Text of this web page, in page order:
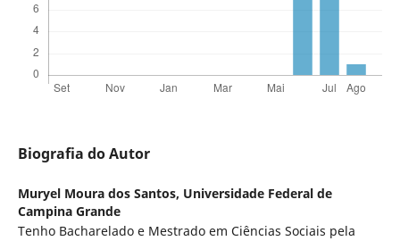
Biografia do Autor
Muryel Moura dos Santos, Universidade Federal de
Campina Grande
Tenho Bacharelado e Mestrado em Ciências Sociais pela